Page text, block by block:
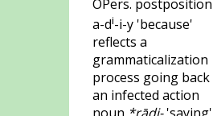
OPers.
a-di-i-y 'because'
reflects a
grammaticalization
process going
an infected action